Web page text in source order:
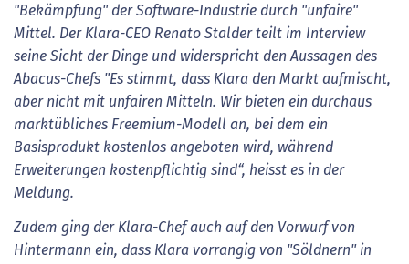
"Bekämpfung" der Software-Industrie durch "unfaire"
Mittel. Der Klara-CEO Renato Stalder teilt im Interview
seine Sicht der Dinge und widerspricht den Aussagen des
Abacus-Chefs "Es stimmt, dass Klara den Markt aufmischt,
aber nicht mit unfairen Mitteln. Wir bieten ein durchaus
marktübliches Freemium-Modell an, bei dem ein
Basisprodukt kostenlos angeboten wird, während
Erweiterungen kostenpflichtig sind“, heisst es in der
Meldung.
Zudem ging der Klara-Chef auch auf den Vorwurf von
Hintermann ein, dass Klara vorrangig von "Söldnern" in